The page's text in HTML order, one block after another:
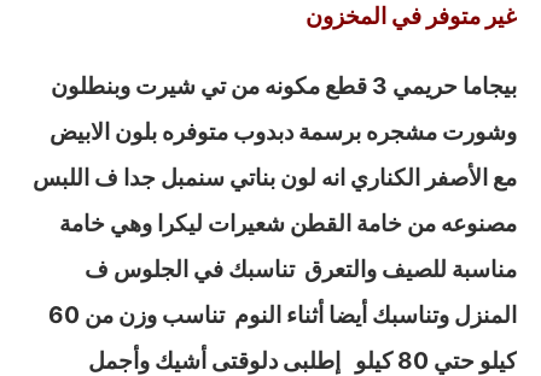
غير متوفر في المخزون
بيجاما حريمي 3 قطع مكونه من تي شيرت وبنطلون
وشورت مشجره برسمة دبدوب متوفره بلون الابيض
مع الأصفر الكناري انه لون بناتي سنمبل جدا ف اللبس
مصنوعه من خامة القطن شعيرات ليكرا وهي خامة
مناسبة للصيف والتعرق تناسبك في الجلوس ف
المنزل وتناسبك أيضا أثناء النوم تناسب وزن من 60
كيلو حتي 80 كيلو إطلبى دلوقتى أشيك وأجمل